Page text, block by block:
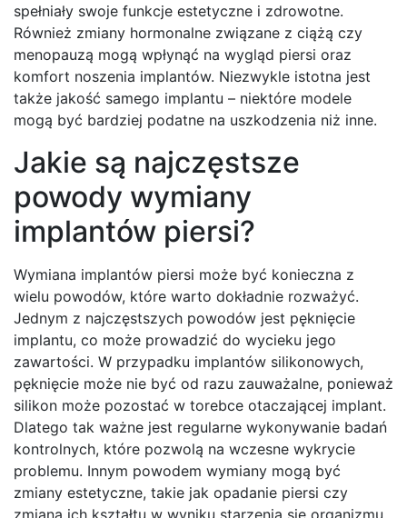
spełniały swoje funkcje estetyczne i zdrowotne.
Również zmiany hormonalne związane z ciążą czy
menopauzą mogą wpłynąć na wygląd piersi oraz
komfort noszenia implantów. Niezwykle istotna jest
także jakość samego implantu – niektóre modele
mogą być bardziej podatne na uszkodzenia niż inne.
Jakie są najczęstsze
powody wymiany
implantów piersi?
Wymiana implantów piersi może być konieczna z
wielu powodów, które warto dokładnie rozważyć.
Jednym z najczęstszych powodów jest pęknięcie
implantu, co może prowadzić do wycieku jego
zawartości. W przypadku implantów silikonowych,
pęknięcie może nie być od razu zauważalne, ponieważ
silikon może pozostać w torebce otaczającej implant.
Dlatego tak ważne jest regularne wykonywanie badań
kontrolnych, które pozwolą na wczesne wykrycie
problemu. Innym powodem wymiany mogą być
zmiany estetyczne, takie jak opadanie piersi czy
zmiana ich kształtu w wyniku starzenia się organizmu